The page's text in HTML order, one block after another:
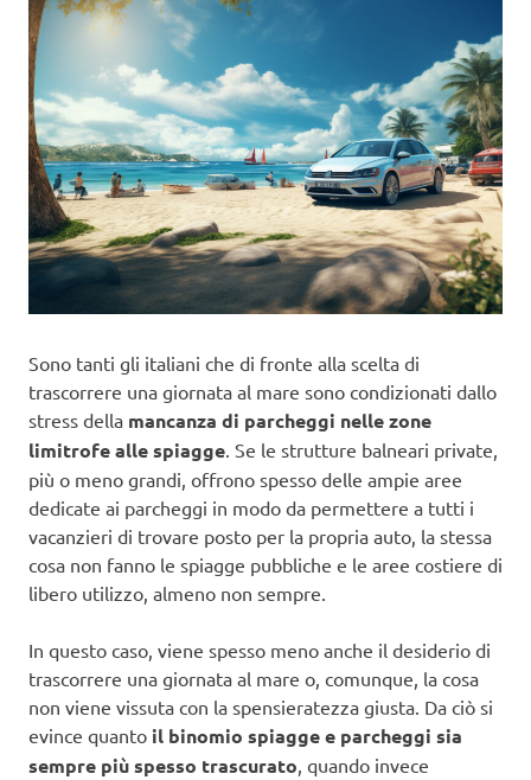
Sono tanti gli italiani che di fronte alla scelta di
trascorrere una giornata al mare sono condizionati dallo
stress della mancanza di parcheggi nelle zone
limitrofe alle spiagge. Se le strutture balneari private,
più o meno grandi, offrono spesso delle ampie aree
dedicate ai parcheggi in modo da permettere a tutti i
vacanzieri di trovare posto per la propria auto, la stessa
cosa non fanno le spiagge pubbliche e le aree costiere di
libero utilizzo, almeno non sempre.
In questo caso, viene spesso meno anche il desiderio di
trascorrere una giornata al mare o, comunque, la cosa
non viene vissuta con la spensieratezza giusta. Da ciò si
evince quanto il binomio spiagge e parcheggi sia
sempre più spesso trascurato, quando invece